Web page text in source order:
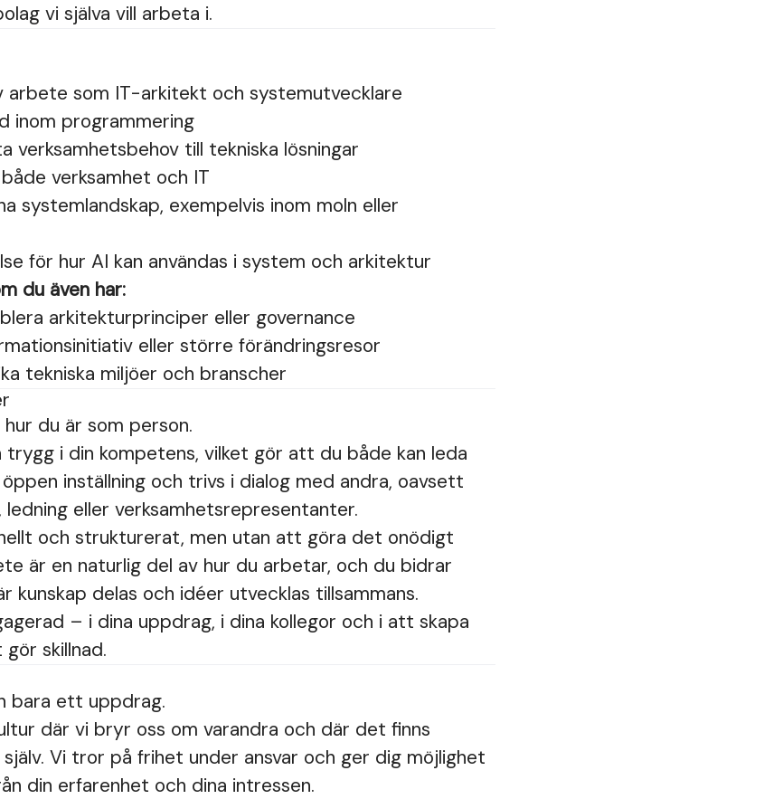
vi själva vill arbeta i.
arbete som IT-arkitekt och systemutvecklare
inom programmering
verksamhetsbehov till tekniska lösningar
verksamhet och IT
systemlandskap, exempelvis inom moln eller
för hur AI kan användas i system och arkitektur
du även har:
arkitekturprinciper eller governance
eller större förändringsresor
tekniska miljöer och branscher
du är som person.
trygg i din kompetens, vilket gör att du både kan leda
inställning och trivs i dialog med andra, oavsett
eller verksamhetsrepresentanter.
och strukturerat, men utan att göra det onödigt
är en naturlig del av hur du arbetar, och du bidrar
kunskap delas och idéer utvecklas tillsammans.
– i dina uppdrag, i dina kollegor och i att skapa
skillnad.
bara ett uppdrag.
där vi bryr oss om varandra och där det finns
Vi tror på frihet under ansvar och ger dig möjlighet
din erfarenhet och dina intressen.